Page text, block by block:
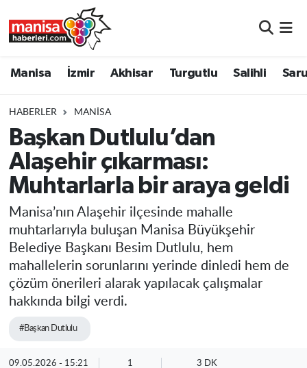
Manisa İzmir Akhisar Turgutlu Salihli
HABERLER MANISA
Başkan Dutlulu’dan
Alaşehir çıkarması:
Muhtarlarla bir araya geldi
Manisa’nın Alaşehir ilçesinde mahalle
muhtarlarıyla buluşan Manisa Büyükşehir
Belediye Başkanı Besim Dutlulu, hem
mahallelerin sorunlarını yerinde dinledi hem de
çözüm önerileri alarak yapılacak çalışmalar
hakkında bilgi verdi.
#Başkan Dutlulu
09.05.2026 - 15:21 1 3 DK
Turgutlu
Salihli
Saruhanlı
Soma
Resmi İlanlar
Manisa Nöbetçi Eczaneler
Manisa Trafik Yoğunluk Haritası
Süper Lig Puan Durumu ve Fikstür
Tüm Manşetler
Son Dakika Haberleri
Haber Arşivi